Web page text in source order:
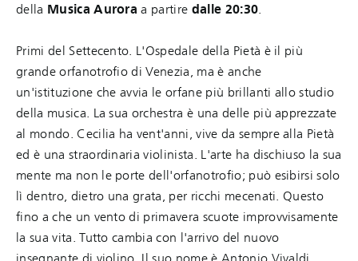
della Musica Aurora a partire dalle 20:30.
Primi del Settecento. L'Ospedale della Pietà è il più
grande orfanotrofio di Venezia, ma è anche
un'istituzione che avvia le orfane più brillanti allo studio
della musica. La sua orchestra è una delle più apprezzate
al mondo. Cecilia ha vent'anni, vive da sempre alla Pietà
ed è una straordinaria violinista. L'arte ha dischiuso la sua
mente ma non le porte dell'orfanotrofio; può esibirsi solo
lì dentro, dietro una grata, per ricchi mecenati. Questo
fino a che un vento di primavera scuote improvvisamente
la sua vita. Tutto cambia con l'arrivo del nuovo